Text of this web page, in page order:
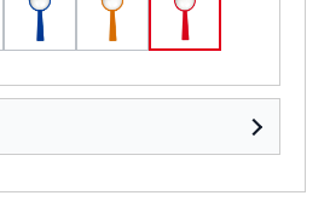
standard-blau PS
standard-orange
standard-rot